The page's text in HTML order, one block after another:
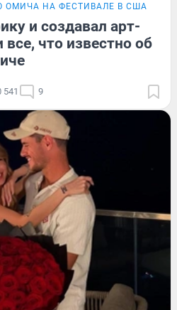
ОМИЧА НА ФЕСТИВАЛЕ В США
и создавал арт-
что известно об
541 9